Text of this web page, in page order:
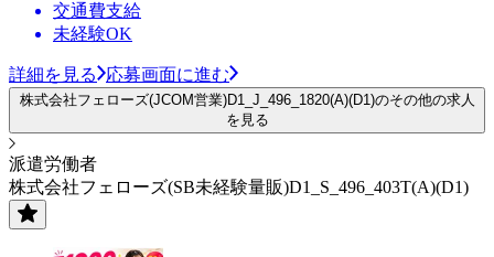
交通費支給
未経験OK
詳細を見る 応募画面に進む
株式会社フェローズ(JCOM営業)D1_J_496_1820(A)(D1)のその他の求人
を見る
派遣労働者
株式会社フェローズ(SB未経験量販)D1_S_496_403T(A)(D1)